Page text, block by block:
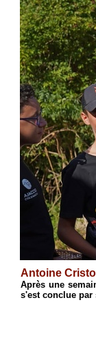
Antoine
Après une
s'est conclue